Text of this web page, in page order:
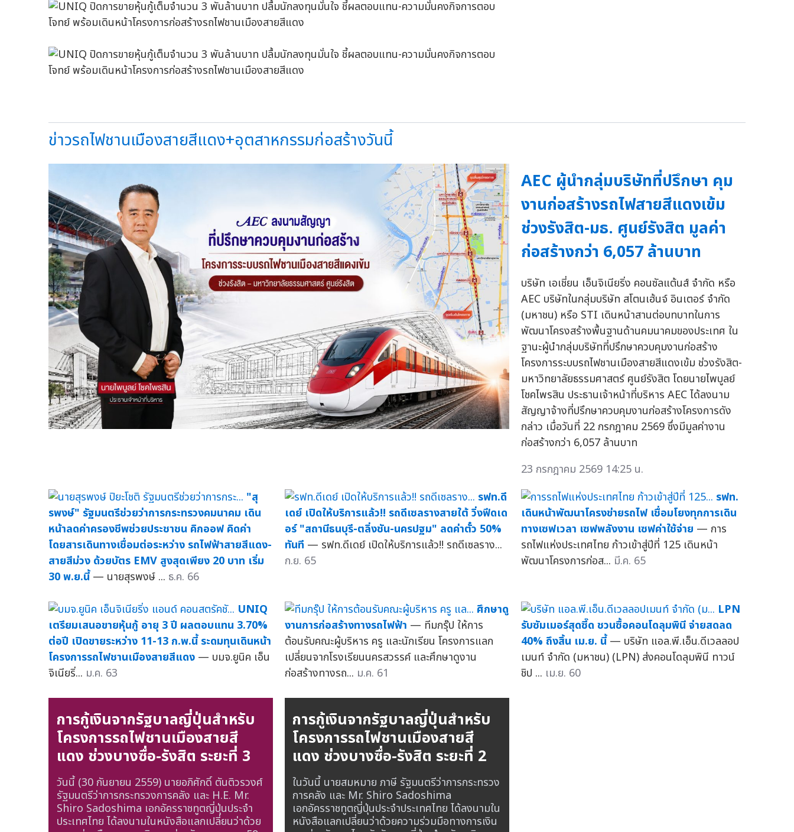
ข่าวรถไฟชานเมืองสายสีแดง+อุตสาหกรรมก่อสร้างวันนี้
AEC ผู้นำกลุ่มบริษัทที่ปรึกษา คุม
งานก่อสร้างรถไฟสายสีแดงเข้ม
ช่วงรังสิต-มธ. ศูนย์รังสิต มูลค่า
ก่อสร้างกว่า 6,057 ล้านบาท
บริษัท เอเชี่ยน เอ็นจิเนียริ่ง คอนซัลแต้นส์ จำกัด หรือ
AEC บริษัทในกลุ่มบริษัท สโตนเฮ้นจ์ อินเตอร์ จำกัด
(มหาชน) หรือ STI เดินหน้าสานต่อบทบาทในการ
พัฒนาโครงสร้างพื้นฐานด้านคมนาคมของประเทศ ใน
ฐานะผู้นำกลุ่มบริษัทที่ปรึกษาควบคุมงานก่อสร้าง
โครงการระบบรถไฟชานเมืองสายสีแดงเข้ม ช่วงรังสิต-
มหาวิทยาลัยธรรมศาสตร์ ศูนย์รังสิต โดยนายไพบูลย์
โชคไพรสิน ประธานเจ้าหน้าที่บริหาร AEC ได้ลงนาม
สัญญาจ้างที่ปรึกษาควบคุมงานก่อสร้างโครงการดัง
กล่าว เมื่อวันที่ 22 กรกฎาคม 2569 ซึ่งมีมูลค่างาน
ก่อสร้างกว่า 6,057 ล้านบาท
23 กรกฎาคม 2569 14:25 น.
"สุ
รพงษ์" รัฐมนตรีช่วยว่าการกระทรวงคมนาคม เดิน
หน้าลดค่าครองชีพช่วยประชาชน คิกออฟ คิดค่า
โดยสารเดินทางเชื่อมต่อระหว่าง รถไฟฟ้าสายสีแดง-
สายสีม่วง ด้วยบัตร EMV สูงสุดเพียง 20 บาท เริ่ม
30 พ.ย.นี้ — นายสุรพงษ์ ... ธ.ค. 66
รฟท.ดี
เดย์ เปิดให้บริการแล้ว!! รถดีเซลรางสายใต้ วิ่งฟีดเด
อร์ "สถานีธนบุรี-ตลิ่งชัน-นครปฐม" ลดค่าตั๋ว 50%
ทันที — รฟท.ดีเดย์ เปิดให้บริการแล้ว!! รถดีเซลราง...
ก.ย. 65
รฟท.
เดินหน้าพัฒนาโครงข่ายรถไฟ เชื่อมโยงทุกการเดิน
ทางเซฟเวลา เซฟพลังงาน เซฟค่าใช้จ่าย — การ
รถไฟแห่งประเทศไทย ก้าวเข้าสู่ปีที่ 125 เดินหน้า
พัฒนาโครงการก่อส... มี.ค. 65
UNIQ
เตรียมเสนอขายหุ้นกู้ อายุ 3 ปี ผลตอบแทน 3.70%
ต่อปี เปิดขายระหว่าง 11-13 ก.พ.นี้ ระดมทุนเดินหน้า
โครงการรถไฟชานเมืองสายสีแดง — บมจ.ยูนิค เอ็น
จิเนียริ่... ม.ค. 63
ศึกษาดู
งานการก่อสร้างทางรถไฟฟ้า — ทีมกรุ๊ป ให้การ
ต้อนรับคณะผู้บริหาร ครู และนักเรียน โครงการแลก
เปลี่ยนจากโรงเรียนนครสวรรค์ และศึกษาดูงาน
ก่อสร้างทางรถ... ม.ค. 61
LPN
รับซัมเมอร์สุดซี๊ด ชวนซื้อคอนโดลุมพินี จ่ายสดลด
40% ถึงสิ้น เม.ย. นี้ — บริษัท แอล.พี.เอ็น.ดีเวลลอป
เมนท์ จำกัด (มหาชน) (LPN) ส่งคอนโดลุมพินี ทาวน์
ชิป ... เม.ย. 60
การกู้เงินจากรัฐบาลญี่ปุ่นสำหรับ
โครงการรถไฟชานเมืองสายสี
แดง ช่วงบางซื่อ-รังสิต ระยะที่ 3
วันนี้ (30 กันยายน 2559) นายอภิศักดิ์ ตันติวรวงศ์
รัฐมนตรีว่าการกระทรวงการคลัง และ H.E. Mr.
Shiro Sadoshima เอกอัครราชทูตญี่ปุ่นประจำ
ประเทศไทย ได้ลงนามในหนังสือแลกเปลี่ยนว่าด้วย
การกู้เงินจากรัฐบาลญี่ปุ่นสำหรับ
โครงการรถไฟชานเมืองสายสี
แดง ช่วงบางซื่อ-รังสิต ระยะที่ 2
ในวันนี้ นายสมหมาย ภาษี รัฐมนตรีว่าการกระทรวง
การคลัง และ Mr. Shiro Sadoshima
เอกอัครราชทูตญี่ปุ่นประจำประเทศไทย ได้ลงนามใน
หนังสือแลกเปลี่ยนว่าด้วยความร่วมมือทางการเงิน